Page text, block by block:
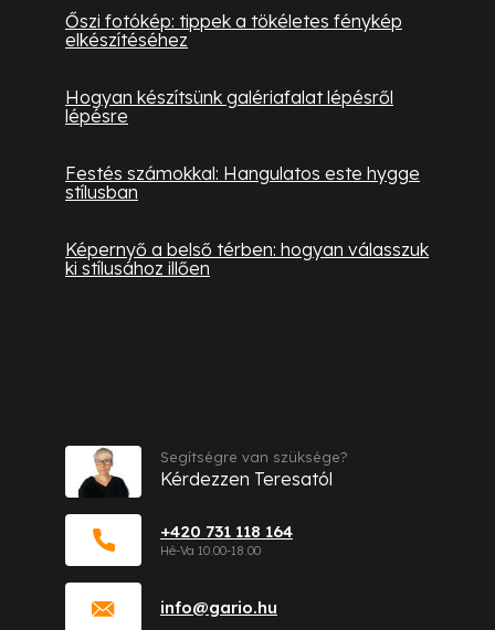
Őszi fotókép: tippek a tökéletes fénykép
elkészítéséhez
Hogyan készítsünk galériafalat lépésről
lépésre
Festés számokkal: Hangulatos este hygge
stílusban
Képernyő a belső térben: hogyan válasszuk
ki stílusához illően
info@gario.hu
+420 731 118 164
Segítségre van szüksége?
Kérdezzen Teresatól